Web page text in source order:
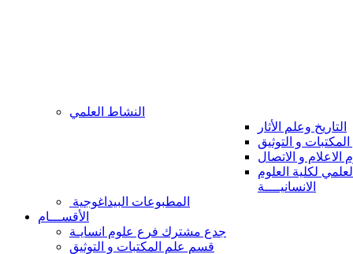
النشاط العلمي
التاريخ وعلم الأثار
و التوثيق
الاعلام و الاتصال
لكلية العلوم
الانسانيــــة
المطبوعات البيداغوجية
الأقســـام
جدع مشترك فرع علوم انسايـة
قسم علم المكتبات و التوثيق